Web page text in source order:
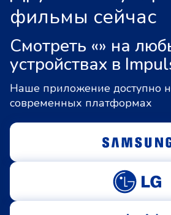
фильмы сейчас
Смотреть «» на
устройствах в
Наше приложение доступно
современных платформах